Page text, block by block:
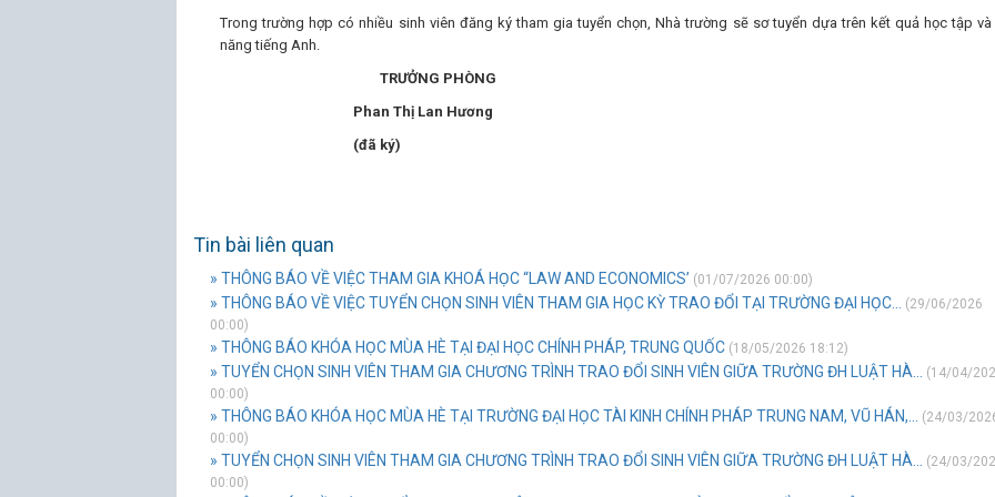
Trong trường hợp có nhiều sinh viên đăng ký tham gia tuyển chọn, Nhà trường sẽ sơ tuyển dựa trên kết quả học tập và
năng tiếng Anh.
TRƯỞNG PHÒNG
Phan Thị Lan Hương
(đã ký)
Tin bài liên quan
» THÔNG BÁO VỀ VIỆC THAM GIA KHOÁ HỌC “LAW AND ECONOMICS’ (01/07/2026 00:00)
» THÔNG BÁO VỀ VIỆC TUYỂN CHỌN SINH VIÊN THAM GIA HỌC KỲ TRAO ĐỔI TẠI TRƯỜNG ĐẠI HỌC...
(29/06/2026
00:00)
» THÔNG BÁO KHÓA HỌC MÙA HÈ TẠI ĐẠI HỌC CHÍNH PHÁP, TRUNG QUỐC (18/05/2026 18:12)
» TUYỂN CHỌN SINH VIÊN THAM GIA CHƯƠNG TRÌNH TRAO ĐỔI SINH VIÊN GIỮA TRƯỜNG ĐH LUẬT HÀ...
(14/04/
00:00)
» THÔNG BÁO KHÓA HỌC MÙA HÈ TẠI TRƯỜNG ĐẠI HỌC TÀI KINH CHÍNH PHÁP TRUNG NAM, VŨ HÁN,...
(24/03/
00:00)
» TUYỂN CHỌN SINH VIÊN THAM GIA CHƯƠNG TRÌNH TRAO ĐỔI SINH VIÊN GIỮA TRƯỜNG ĐH LUẬT HÀ...
(24/03/
00:00)